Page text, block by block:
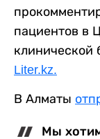
пациентов в
клинической
Liter.kz.
В Алматы
Мы